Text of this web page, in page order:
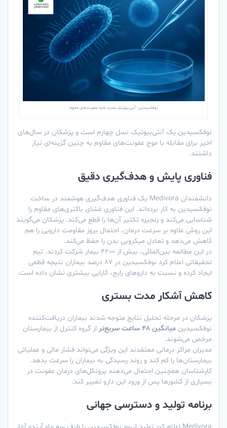
نوفکسیدین؛ آنتی‌بیوتیک جدید علیه عفونت‌های مقاوم
نوفکسیدین یک آنتی‌بیوتیک نسل چهارم است و پزشکان در سال‌های
اخیر برای مقابله با موج عفونت‌های مقاوم به چنین گزینه‌ای نیاز
داشتند.
فناوری پایش و هدف‌گیری دقیق
دانشمندان Medivora یک فناوری هدف‌گیری هوشمند در ساخت
نوفکسیدین به کار برده‌اند. این فناوری غشای باکتری‌های مقاوم را
شناسایی می‌کند و زنجیره تکثیر آن‌ها را قطع می‌کند. پزشکان می‌گویند
این روش علاوه بر سرعت درمان، احتمال بروز مقاومت دارویی را هم
کاهش می‌دهد و تعادل میکروبی بدن را حفظ می‌کند.
در این مطالعه بین‌المللی، بیش از 4200 بیمار شرکت کردند. تیم
تحقیقاتی اعلام کرد نوفکسیدین در 87 درصد بیماران نتیجه قطعی
ایجاد کرده و نسبت به داروهای رایج، کارایی بیشتری نشان داده است.
کاهش آشکار مدت بستری
پزشکان در مرحله تحلیل نتایج متوجه شدند بیماران دریافت‌کننده
نوفکسیدین میانگین 48 ساعت سریع‌تر
از گروه کنترل از بیمارستان
مرخص می‌شوند.
مدیران مراکز درمانی معتقدند این ویژگی می‌تواند فشار مالی و عملیاتی
بیمارستان‌ها را کم کند و روند رسیدگی به بیماران را سرعت بدهد.
کارشناسان همچنین احتمال می‌دهند پروتکل‌های درمان عفونت در
بسیاری از کشورها پس از ورود این دارو تغییر کند.
برنامه تولید و دسترسی جهانی